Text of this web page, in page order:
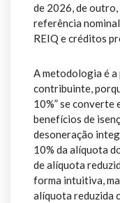
de 2026, de outro,
referência
REIQ e créditos
A metodologia é
contribuinte,
10%” se converte
benefícios de
desoneração
10% da alíquota
de alíquota
forma intuitiva,
alíquota reduzida